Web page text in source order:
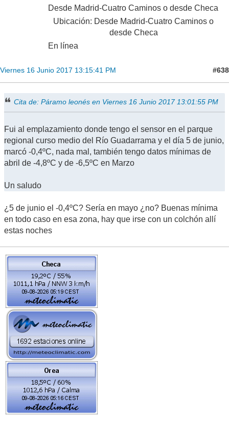
Desde Madrid-Cuatro Caminos o desde Checa
Ubicación: Desde Madrid-Cuatro Caminos o
desde Checa
En línea
Viernes 16 Junio 2017 13:15:41 PM #638
Cita de: Páramo leonés en Viernes 16 Junio 2017 13:01:55 PM
Fui al emplazamiento donde tengo el sensor en el parque
regional curso medio del Río Guadarrama y el día 5 de junio,
marcó -0,4ºC, nada mal, también tengo datos mínimas de
abril de -4,8ºC y de -6,5ºC en Marzo
Un saludo
¿5 de junio el -0,4ºC? Sería en mayo ¿no? Buenas mínima
en todo caso en esa zona, hay que irse con un colchón allí
estas noches